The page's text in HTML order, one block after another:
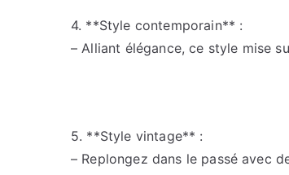
4. **Style contemporain** :
– Alliant élégance, ce style mise
5. **Style vintage** :
– Replongez dans le passé avec